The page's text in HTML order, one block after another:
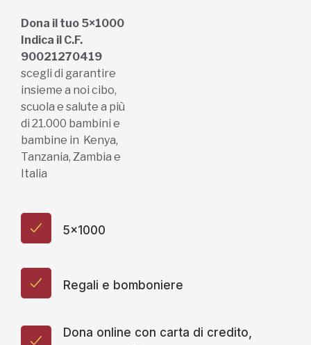
Dona il tuo 5×1000
Indica il C.F.
90021270419
scegli di garantire
insieme a noi cibo,
scuola e salute a più
di 21.000 bambini e
bambine in Kenya,
Tanzania, Zambia e
Italia
5x1000
Regali e bomboniere
Dona online con carta di credito,